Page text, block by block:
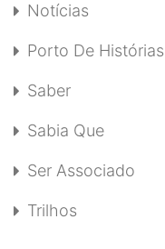
Notícias
Porto De Histórias
Saber
Sabia Que
Ser Associado
Trilhos